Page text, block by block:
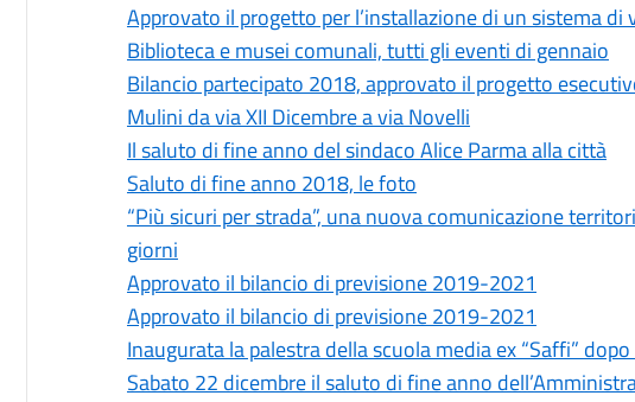
Approvato il progetto per l’installazione di un sistema di
Biblioteca e musei comunali, tutti gli eventi di gennaio
Bilancio partecipato 2018, approvato il progetto
Mulini da via XII Dicembre a via Novelli
Il saluto di fine anno del sindaco Alice Parma alla città
Saluto di fine anno 2018, le foto
“Più sicuri per strada”, una nuova comunicazione
giorni
Approvato il bilancio di previsione 2019-2021
Approvato il bilancio di previsione 2019-2021
Inaugurata la palestra della scuola media ex “Saffi”
Sabato 22 dicembre il saluto di fine anno